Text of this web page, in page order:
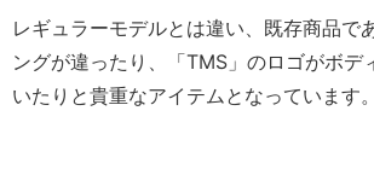
レギュラーモデルとは違い、既存商品で
ングが違ったり、「TMS」のロゴがボデ
いたりと貴重なアイテムとなっています。